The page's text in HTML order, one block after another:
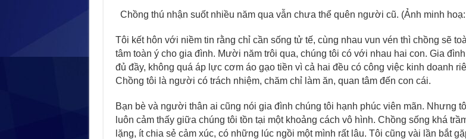
Chồng thú nhận suốt nhiều năm qua vẫn chưa thể quên người cũ. (Ảnh minh
Tôi kết hôn với niềm tin rằng chỉ cần sống tử tế, cùng nhau vun vén thì chồng sẽ
tâm toàn ý cho gia đình. Mười năm trôi qua, chúng tôi có với nhau hai con. Gia
đủ đầy, không quá áp lực cơm áo gạo tiền vì cả hai đều có công việc kinh doanh
Chồng tôi là người có trách nhiệm, chăm chỉ làm ăn, quan tâm đến con cái.
Bạn bè và người thân ai cũng nói gia đình chúng tôi hạnh phúc viên mãn. Nhưng
luôn cảm thấy giữa chúng tôi tồn tại một khoảng cách vô hình. Chồng sống khá
lặng, ít chia sẻ cảm xúc, có những lúc ngồi một mình rất lâu. Tôi cũng vài lần bắt